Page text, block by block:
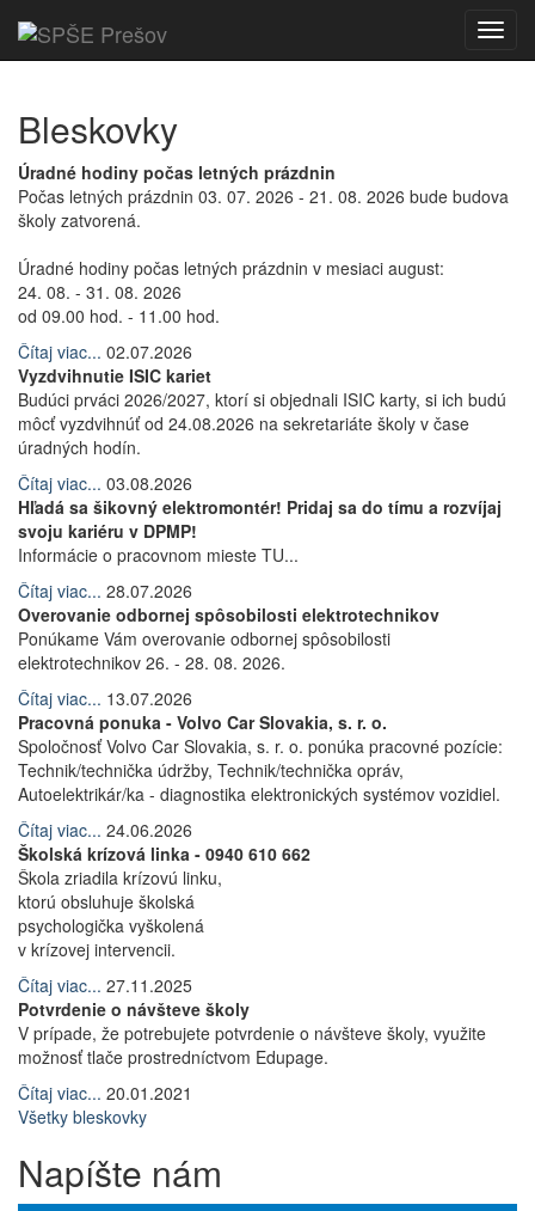
Bleskovky
Úradné hodiny počas letných prázdnin
Počas letných prázdnin 03. 07. 2026 - 21. 08. 2026 bude budova
školy zatvorená.
Úradné hodiny počas letných prázdnin v mesiaci august:
24. 08. - 31. 08. 2026
od 09.00 hod. - 11.00 hod.
Čítaj viac... 02.07.2026
Vyzdvihnutie ISIC kariet
Budúci prváci 2026/2027, ktorí si objednali ISIC karty, si ich budú
môcť vyzdvihnúť od 24.08.2026 na sekretariáte školy v čase
úradných hodín.
Čítaj viac... 03.08.2026
Hľadá sa šikovný elektromontér! Pridaj sa do tímu a rozvíjaj
svoju kariéru v DPMP!
Informácie o pracovnom mieste TU...
Čítaj viac... 28.07.2026
Overovanie odbornej spôsobilosti elektrotechnikov
Ponúkame Vám overovanie odbornej spôsobilosti
elektrotechnikov 26. - 28. 08. 2026.
Čítaj viac... 13.07.2026
Pracovná ponuka - Volvo Car Slovakia, s. r. o.
Spoločnosť Volvo Car Slovakia, s. r. o. ponúka pracovné pozície:
Technik/technička údržby, Technik/technička opráv,
Autoelektrikár/ka - diagnostika elektronických systémov vozidiel.
Čítaj viac... 24.06.2026
Školská krízová linka - 0940 610 662
Škola zriadila krízovú linku,
ktorú obsluhuje školská
psychologička vyškolená
v krízovej intervencii.
Čítaj viac... 27.11.2025
Potvrdenie o návšteve školy
V prípade, že potrebujete potvrdenie o návšteve školy, využite
možnosť tlače prostredníctvom Edupage.
Čítaj viac... 20.01.2021
Všetky bleskovky
Napíšte nám